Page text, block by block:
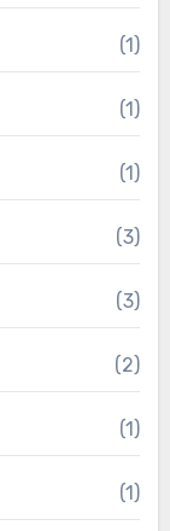
(1)
(1)
(1)
(3)
(3)
(2)
(1)
(1)